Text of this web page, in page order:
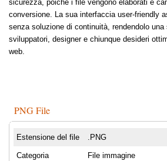
sicurezza, poiché i file vengono elaborati e
conversione. La sua interfaccia user-friendly
senza soluzione di continuità, rendendolo una
sviluppatori, designer e chiunque desideri
web.
PNG File
Estensione del file .PNG
Categoria File immagine